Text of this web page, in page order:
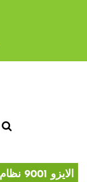
الايزو 9001 نظام ادارة الجودة